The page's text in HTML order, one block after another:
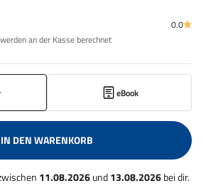
werden an der Kasse berechnet
0.0
eBook
IN DEN WARENKORB
11.08.2026und13.08.2026bei dir.